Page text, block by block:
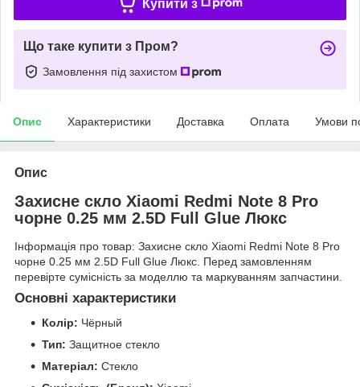
Купити з
Що таке купити з Пром?
Замовлення під захистом
Опис Характеристики Доставка Оплата Умови
Опис
Захисне скло Xiaomi Redmi Note 8 Pro
чорне 0.25 мм 2.5D Full Glue Люкс
Інформація про товар: Захисне скло Xiaomi Redmi Note 8 Pro
чорне 0.25 мм 2.5D Full Glue Люкс. Перед замовленням
перевірте сумісність за моделлю та маркуванням запчастини.
Основні характеристики
Колір: Чёрный
Тип: Защитное стекло
Матеріал: Стекло